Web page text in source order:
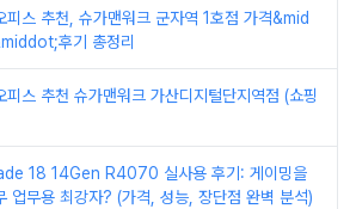
피스 추천, 슈가맨워크 군자역 1호점 가격&mid
후기 총정리
피스 추천 슈가맨워크 가산디지털단지역점 (쇼핑
18 14Gen R4070 실사용 후기: 게이밍을
업무용 최강자? (가격, 성능, 장단점 완벽 분석)